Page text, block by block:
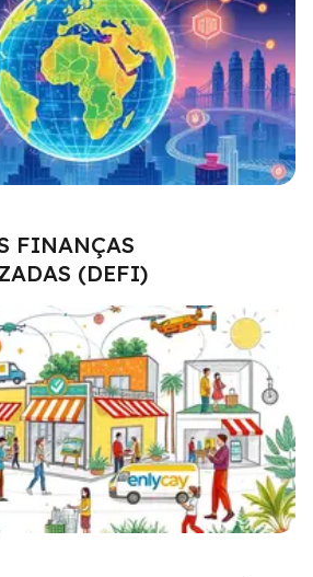
FINANÇAS
(DEFI)